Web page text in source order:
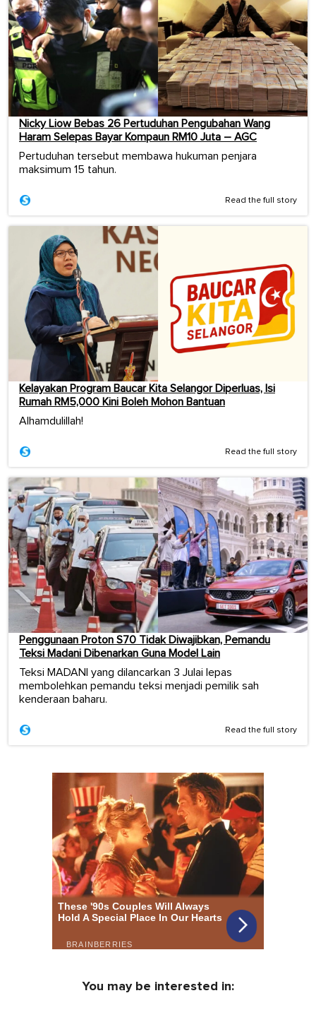
Nicky Liow Bebas 26 Pertuduhan Pengubahan Wang
Haram Selepas Bayar Kompaun RM10 Juta – AGC
Pertuduhan tersebut membawa hukuman penjara
maksimum 15 tahun.
Read the full story
Kelayakan Program Baucar Kita Selangor Diperluas, Isi
Rumah RM5,000 Kini Boleh Mohon Bantuan
Alhamdulillah!
Read the full story
Penggunaan Proton S70 Tidak Diwajibkan, Pemandu
Teksi Madani Dibenarkan Guna Model Lain
Teksi MADANI yang dilancarkan 3 Julai lepas
membolehkan pemandu teksi menjadi pemilik sah
kenderaan baharu.
Read the full story
You may be interested in: